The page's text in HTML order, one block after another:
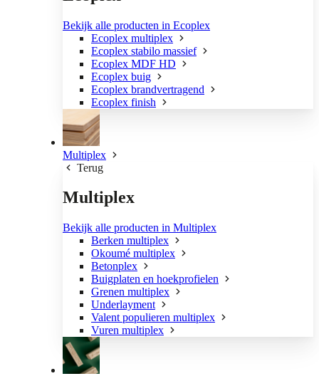
Bekijk alle producten in Ecoplex
Ecoplex multiplex
Ecoplex stabilo massief
Ecoplex MDF HD
Ecoplex buig
Ecoplex brandvertragend
Ecoplex finish
Multiplex
Terug
Multiplex
Bekijk alle producten in Multiplex
Berken multiplex
Okoumé multiplex
Betonplex
Buigplaten en hoekprofielen
Grenen multiplex
Underlayment
Valent populieren multiplex
Vuren multiplex